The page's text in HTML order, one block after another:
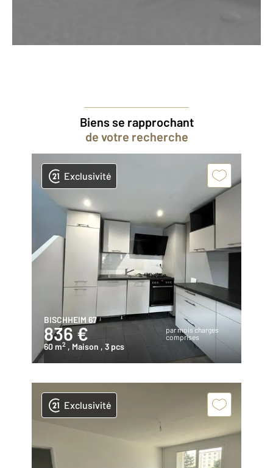
Biens se rapprochant
de votre recherche
Exclusivité
BISCHHEIM 67
836 €
par mois charges
comprises
60 m2 , Maison , 3 pcs
Exclusivité